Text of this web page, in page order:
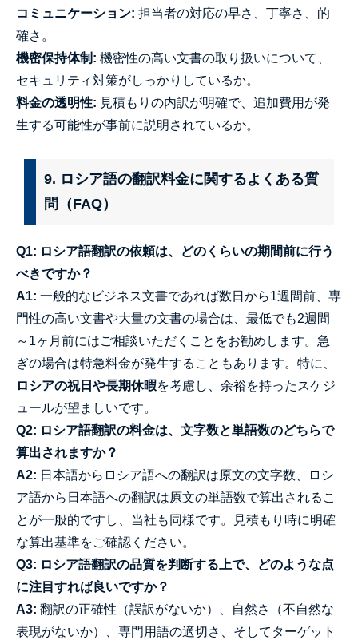
コミュニケーション: 担当者の対応の早さ、丁寧さ、的
確さ。
機密保持体制: 機密性の高い文書の取り扱いについて、
セキュリティ対策がしっかりしているか。
料金の透明性: 見積もりの内訳が明確で、追加費用が発
生する可能性が事前に説明されているか。
9. ロシア語の翻訳料金に関するよくある質
問（FAQ）
Q1: ロシア語翻訳の依頼は、どのくらいの期間前に行う
べきですか？
A1: 一般的なビジネス文書であれば数日から1週間前、専
門性の高い文書や大量の文書の場合は、最低でも2週間
～1ヶ月前にはご相談いただくことをお勧めします。急
ぎの場合は特急料金が発生することもあります。特に、
ロシアの祝日や長期休暇を考慮し、余裕を持ったスケジ
ュールが望ましいです。
Q2: ロシア語翻訳の料金は、文字数と単語数のどちらで
算出されますか？
A2: 日本語からロシア語への翻訳は原文の文字数、ロシ
ア語から日本語への翻訳は原文の単語数で算出されるこ
とが一般的ですし、当社も同様です。見積もり時に明確
な算出基準をご確認ください。
Q3: ロシア語翻訳の品質を判断する上で、どのような点
に注目すれば良いですか？
A3: 翻訳の正確性（誤訳がないか）、自然さ（不自然な
表現がないか）、専門用語の適切さ、そしてターゲット